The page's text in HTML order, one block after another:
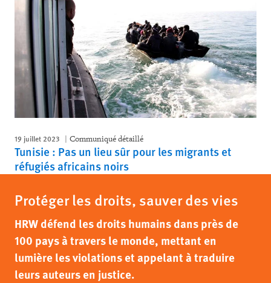
19 juillet 2023 Communiqué détaillé
Tunisie : Pas un lieu sûr pour les migrants et
réfugiés africains noirs
Protéger les droits, sauver des vies
HRW défend les droits humains dans près de
100 pays à travers le monde, mettant en
lumière les violations et appelant à traduire
leurs auteurs en justice.